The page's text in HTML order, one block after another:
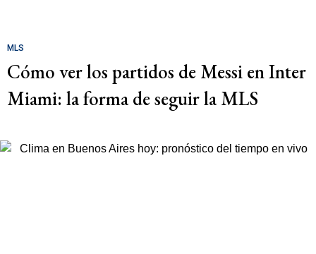
MLS
Cómo ver los partidos de Messi en Inter
Miami: la forma de seguir la MLS